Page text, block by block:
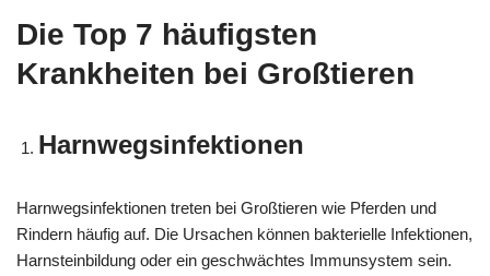
Die Top 7 häufigsten
Krankheiten bei Großtieren
Harnwegsinfektionen
Harnwegsinfektionen treten bei Großtieren wie Pferden und
Rindern häufig auf. Die Ursachen können bakterielle Infektionen,
Harnsteinbildung oder ein geschwächtes Immunsystem sein.